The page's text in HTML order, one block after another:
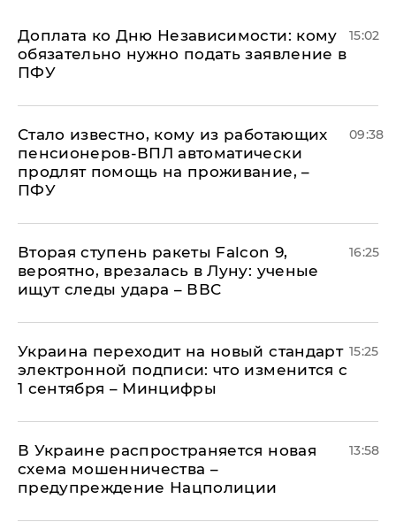
Доплата ко Дню Независимости: кому
обязательно нужно подать заявление в
ПФУ
15:02
Стало известно, кому из работающих
пенсионеров-ВПЛ автоматически
продлят помощь на проживание, –
ПФУ
09:38
Вторая ступень ракеты Falcon 9,
вероятно, врезалась в Луну: ученые
ищут следы удара – ВВС
16:25
Украина переходит на новый стандарт
электронной подписи: что изменится с
1 сентября – Минцифры
15:25
В Украине распространяется новая
схема мошенничества –
предупреждение Нацполиции
13:58